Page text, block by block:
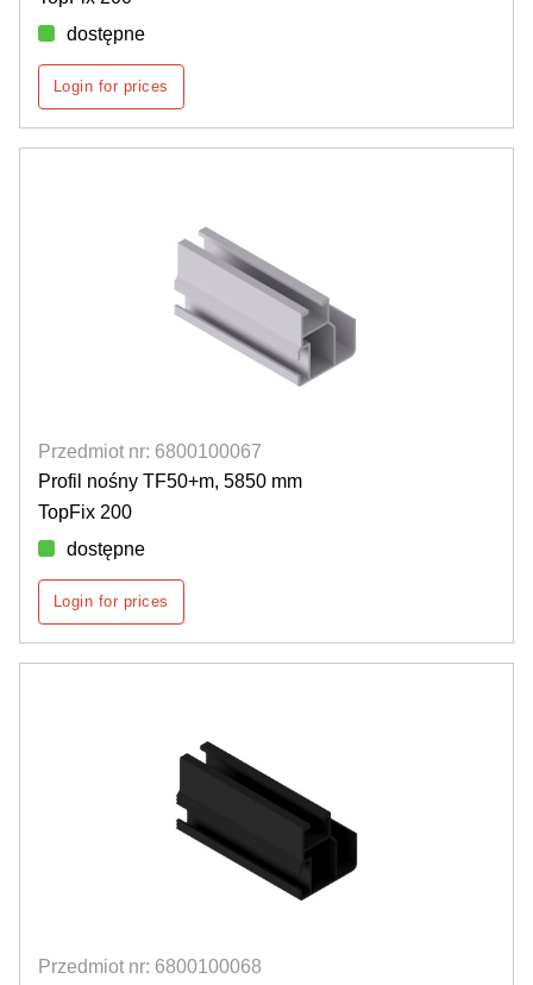
dostępne
Login for prices
Przedmiot nr: 6800100067
Profil nośny TF50+m, 5850 mm
TopFix 200
dostępne
Login for prices
Przedmiot nr: 6800100068